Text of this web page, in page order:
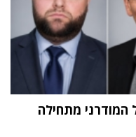
המודרני מתחילה